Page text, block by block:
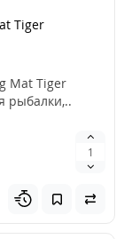
Tiger
Mat Tiger
рыбалки,..